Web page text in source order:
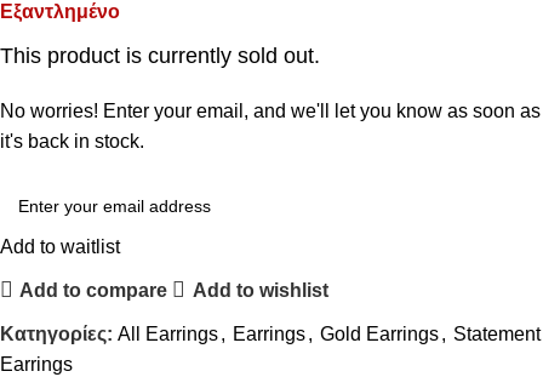
Εξαντλημένο
This product is currently sold out.
No worries! Enter your email, and we'll let you know as soon as
it's back in stock.
Add to waitlist
Add to compare Add to wishlist
Κατηγορίες: All Earrings, Earrings, Gold Earrings, Statement
Earrings